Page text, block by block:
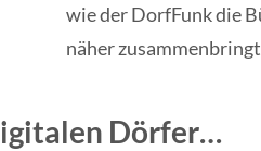
wie der DorfFunk die
näher
Dörfer…